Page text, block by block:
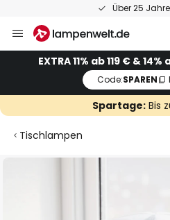
Über 25
Inhalt
springenEXTRA 11% ab 119 € & 14%
Code:SPAREN
Spartage:Bis
Tischlampen